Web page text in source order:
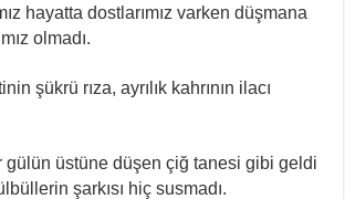
hayatta dostlarımız varken düşmana
olmadı.
şükrü rıza, ayrılık kahrının ilacı
gülün üstüne düşen çiğ tanesi gibi geldi
şarkısı hiç susmadı.